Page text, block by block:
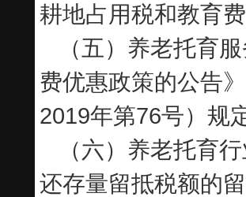
耕地占用税和教育
（五）养老托育
费优惠政策的公告
2019年第76号）规
（六）养老托育
还存量留抵税额的